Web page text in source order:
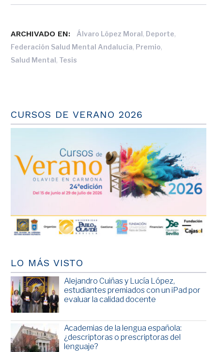
ARCHIVADO EN: Álvaro López Moral , Deporte,
Federación Salud Mental Andalucía, Premio,
Salud Mental , Tesis
CURSOS DE VERANO 2026
LO MÁS VISTO
Alejandro Cuiñas y Lucía López,
estudiantes premiados con un iPad por
evaluar la calidad docente
Academias de la lengua española:
¿descriptoras o prescriptoras del
lenguaje?